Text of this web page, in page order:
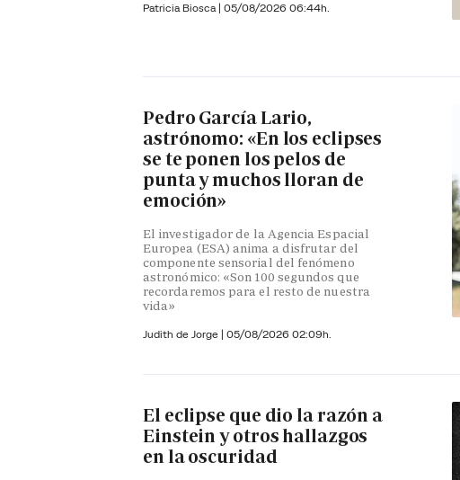
Patricia Biosca | 05/08/2026 06:44h.
Pedro García Lario,
astrónomo: «En los eclipses
se te ponen los pelos de
punta y muchos lloran de
emoción»
El investigador de la Agencia Espacial
Europea (ESA) anima a disfrutar del
componente sensorial del fenómeno
astronómico: «Son 100 segundos que
recordaremos para el resto de nuestra
vida»
Judith de Jorge | 05/08/2026 02:09h.
El eclipse que dio la razón a
Einstein y otros hallazgos
en la oscuridad